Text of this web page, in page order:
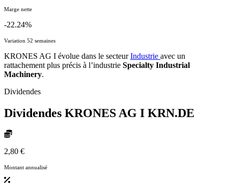
Marge nette
-22.24%
Variation 52 semaines
KRONES AG I évolue dans le secteurIndustrie avec un
rattachement plus précis à l’industrie Specialty Industrial
Machinery.
Dividendes
Dividendes KRONES AG I KRN.DE
2,80 €
Montant annualisé